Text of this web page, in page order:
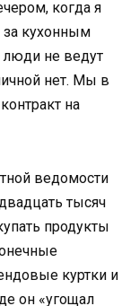
когда я
за кухонным
люди не ведут
нет. Мы в
на
ведомости
тысяч
продукты
куртки и
он «угощал